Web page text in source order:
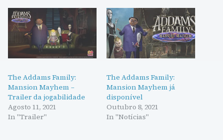
The Addams Family:
Mansion Mayhem –
Trailer da jogabilidade
Agosto 11, 2021
In "Trailer"
The Addams Family:
Mansion Mayhem já
disponível
Outubro 8, 2021
In "Notícias"